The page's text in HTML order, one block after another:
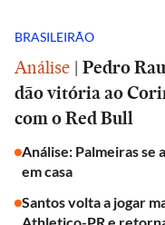
BRASILEIRÃO
Análise | Pedro
dão vitória ao
com o Red Bull
Análise: Palmeiras se
em casa
Santos volta a jogar